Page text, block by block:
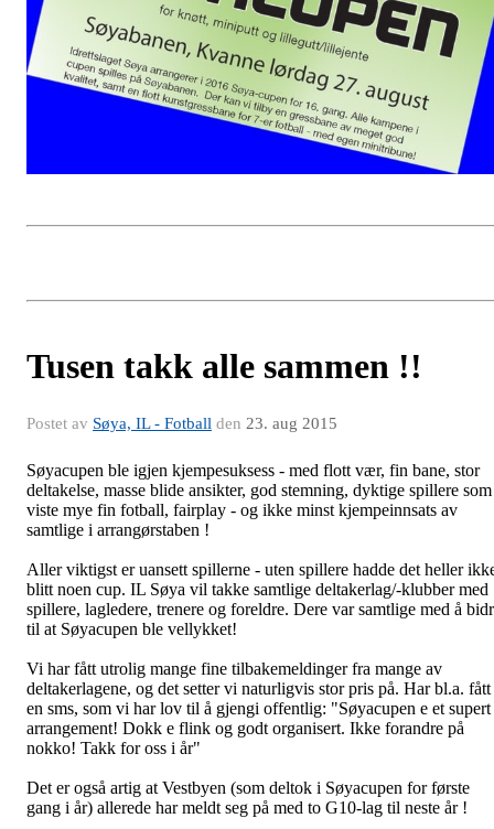
Tusen takk alle sammen !!
Postet av Søya, IL - Fotball den 23. aug 2015
Søyacupen ble igjen kjempesuksess - med flott vær, fin bane, stor
deltakelse, masse blide ansikter, god stemning, dyktige spillere som
viste mye fin fotball, fairplay - og ikke minst kjempeinnsats av
samtlige i arrangørstaben !
Aller viktigst er uansett spillerne - uten spillere hadde det heller
blitt noen cup. IL Søya vil takke samtlige deltakerlag/-klubber med
spillere, lagledere, trenere og foreldre. Dere var samtlige med å
til at Søyacupen ble vellykket!
Vi har fått utrolig mange fine tilbakemeldinger fra mange av
deltakerlagene, og det setter vi naturligvis stor pris på. Har bl.a. fått
en sms, som vi har lov til å gjengi offentlig: "Søyacupen e et supert
arrangement! Dokk e flink og godt organisert. Ikke forandre på
nokko! Takk for oss i år"
Det er også artig at Vestbyen (som deltok i Søyacupen for første
gang i år) allerede har meldt seg på med to G10-lag til neste år !